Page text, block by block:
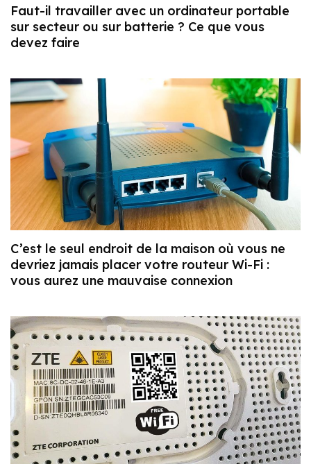
Faut-il travailler avec un ordinateur portable
sur secteur ou sur batterie ? Ce que vous
devez faire
C’est le seul endroit de la maison où vous ne
devriez jamais placer votre routeur Wi-Fi :
vous aurez une mauvaise connexion